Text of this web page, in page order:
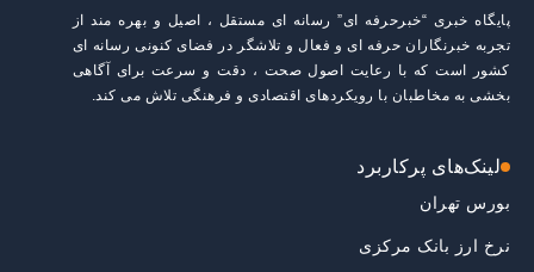
پایگاه خبری “خبرحرفه ای” رسانه ای مستقل ، اصیل و بهره مند از
تجربه خبرنگاران حرفه ای و فعال و تلاشگر در فضای کنونی رسانه ای
کشور است که با رعایت اصول صحت ، دقت و سرعت برای آگاهی
بخشی به مخاطبان با رویکردهای اقتصادی و فرهنگی تلاش می کند.
لینک‌های پرکاربرد
بورس تهران
نرخ ارز بانک مرکزی